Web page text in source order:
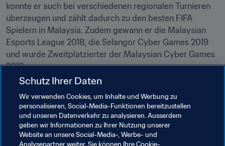
konnte er auch bei verschiedenen regionalen Turnieren
überzeugen und zählt dadurch zu den besten FIFA
Spielern in Malaysia. Zudem gewann er die Malaysian
Esports League 2018, die Selangor Cyber Games 2019
und wurde Zweitplatzierter der Malaysian Cyber Games
2018.
Ein weiteres Highlight seines letztens Jahres war das
Treffen mit dem malaysischen Minister für Jugend &
Sport, mit dem er zusammen ein FIFA Turnier mit
anderen bekannten Persönlichkeiten bestritt.
Schutz Ihrer Daten
Wir verwenden Cookies, um Inhalte und Werbung zu
personalisieren, Social-Media-Funktionen bereitzustellen
und unseren Datenverkehr zu analysieren. Ausserdem
geben wir Informationen zu Ihrer Nutzung unserer
Website an unsere Social-Media-, Werbe- und
Analysepartner weiter. Sie können Ihre Cookie-